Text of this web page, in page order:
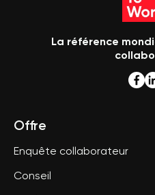
La référence
Offre
Enquête collaborateur
Conseil